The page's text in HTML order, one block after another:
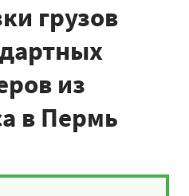
грузов
из
в Пермь